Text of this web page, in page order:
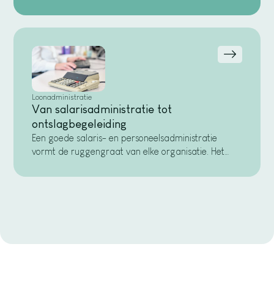
cijfers, zowel digitaal als op papier. Zo heeft u altijd
inzicht en kunt u met vertrouwen vooruitkijken.
Loonadministratie
Van salarisadministratie tot
ontslagbegeleiding
Een goede salaris- en personeelsadministratie
vormt de ruggengraat van elke organisatie. Het
vervelende fouten. Van loonstroken tot
duidelijkheid.